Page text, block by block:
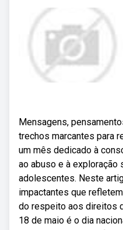
Mensagens,
trechos marcantes para
um mês dedicado à
ao abuso e à exploração
adolescentes. Neste
impactantes que
do respeito aos direitos
18 de maio é o dia